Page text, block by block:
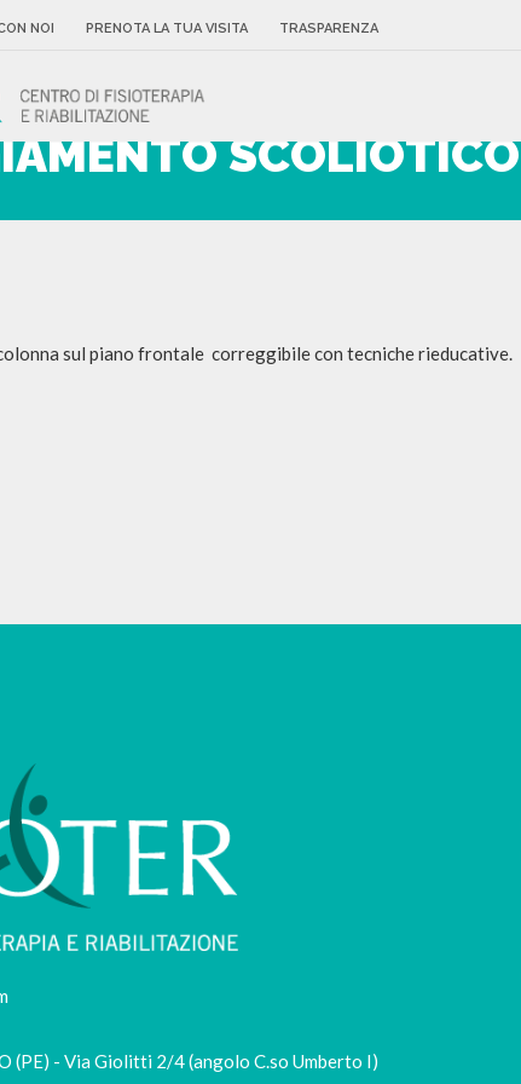
NOI PRENOTA LA TUA VISITA TRASPARENZA
SCOLIOTICO
sul piano frontale correggibile con tecniche rieducative.
(PE) - Via Giolitti 2/4 (angolo C.so Umberto I)